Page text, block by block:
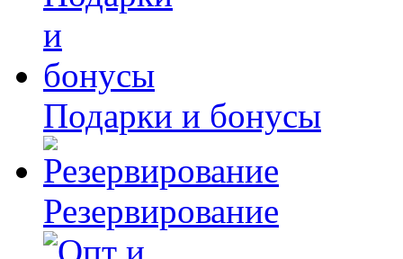
Подарки и бонусы
Резервирование